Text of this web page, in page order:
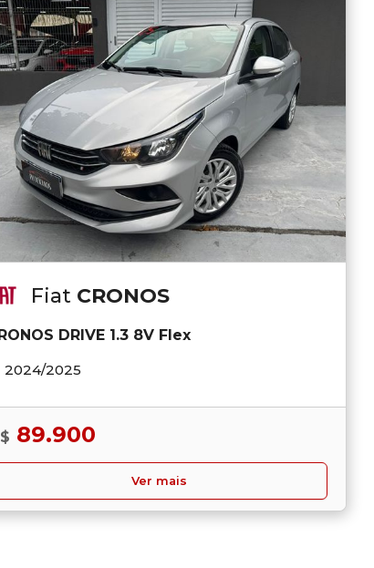
Fiat CRONOS
DRIVE 1.3 8V Flex
2024/2025
89.900
Ver mais